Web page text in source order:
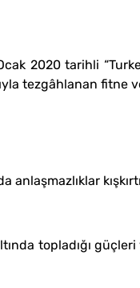
2020 tarihli
tezgâhlanan fitne
anlaşmazlıklar
topladığı